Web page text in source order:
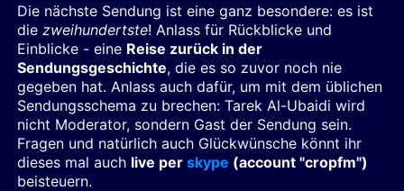
Die nächste Sendung ist eine ganz besondere: es ist
die zweihundertste! Anlass für Rückblicke und
Einblicke - eine Reise zurück in der
Sendungsgeschichte, die es so zuvor noch nie
gegeben hat. Anlass auch dafür, um mit dem üblichen
Sendungsschema zu brechen: Tarek Al-Ubaidi wird
nicht Moderator, sondern Gast der Sendung sein.
Fragen und natürlich auch Glückwünsche könnt ihr
dieses mal auch live per skype (account "cropfm")
beisteuern.